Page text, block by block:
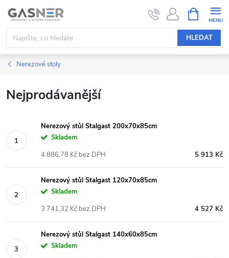
Přejít
obsah
HLEDAT
NÁKUPNÍ
KOŠÍK
Nerezové stoly
Nejprodávanější
Nerezový stůl Stalgast 200x70x85cm
Skladem
5 913 Kč
4 886,78 Kč bez DPH
Nerezový stůl Stalgast 120x70x85cm
Skladem
4 527 Kč
3 741,32 Kč bez DPH
Nerezový stůl Stalgast 140x60x85cm
Skladem